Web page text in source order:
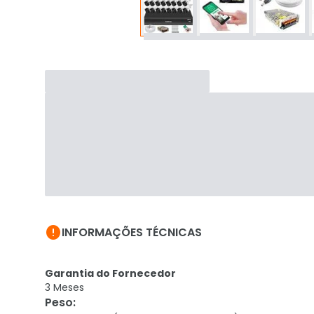
INFORMAÇÕES TÉCNICAS
Garantia do Fornecedor
3 Meses
Peso: